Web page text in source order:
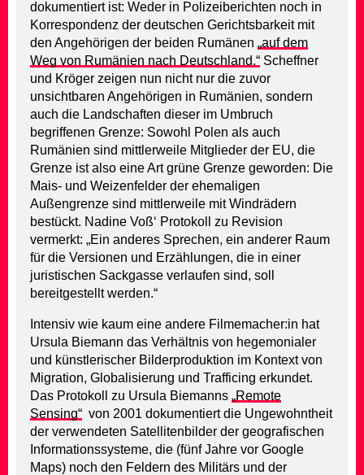
dokumentiert ist: Weder in Polizeiberichten noch in
Korrespondenz der deutschen Gerichtsbarkeit mit
den Angehörigen der beiden Rumänen „auf dem
Weg von Rumänien nach Deutschland.“ Scheffner
und Kröger zeigen nun nicht nur die zuvor
unsichtbaren Angehörigen in Rumänien, sondern
auch die Landschaften dieser im Umbruch
begriffenen Grenze: Sowohl Polen als auch
Rumänien sind mittlerweile Mitglieder der EU, die
Grenze ist also eine Art grüne Grenze geworden: Die
Mais- und Weizenfelder der ehemaligen
Außengrenze sind mittlerweile mit Windrädern
bestückt. Nadine Voß‘ Protokoll zu Revision
vermerkt: „Ein anderes Sprechen, ein anderer Raum
für die Versionen und Erzählungen, die in einer
juristischen Sackgasse verlaufen sind, soll
bereitgestellt werden.“
Intensiv wie kaum eine andere Filmemacher:in hat
Ursula Biemann das Verhältnis von hegemonialer
und künstlerischer Bilderproduktion im Kontext von
Migration, Globalisierung und Trafficing erkundet.
Das Protokoll zu Ursula Biemanns „Remote
Sensing“ von 2001 dokumentiert die Ungewohntheit
der verwendeten Satellitenbilder der geografischen
Informationssysteme, die (fünf Jahre vor Google
Maps) noch den Feldern des Militärs und der